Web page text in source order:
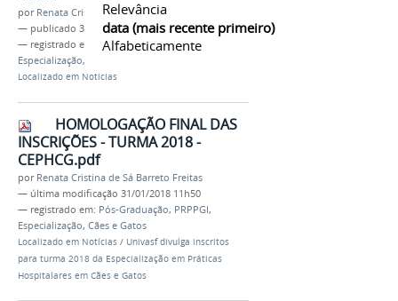
Relevância
data (mais recente primeiro)
Alfabeticamente
por Renata Cristina de Sá Barreto Freitas
— publicado 31/01/2018
— registrado em:
Pós-Graduação,PRPPGI
Especialização,
Localizado em Notícias
HOMOLOGAÇÃO FINAL DAS
INSCRIÇÕES - TURMA 2018 -
CEPHCG.pdf
por Renata Cristina de Sá Barreto Freitas
— última modificação 31/01/2018 11h50
— registrado em: Pós-Graduação, PRPPGI,
Especialização, Cães e Gatos
Localizado em Notícias / Univasf divulga inscritos
para turma 2018 da Especialização em Práticas
Hospitalares em Cães e Gatos